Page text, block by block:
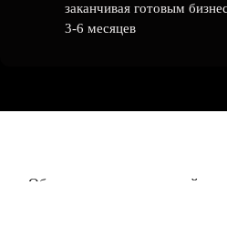
заканчивая готовым
3-6 месяцев
Оборудование для автомойки